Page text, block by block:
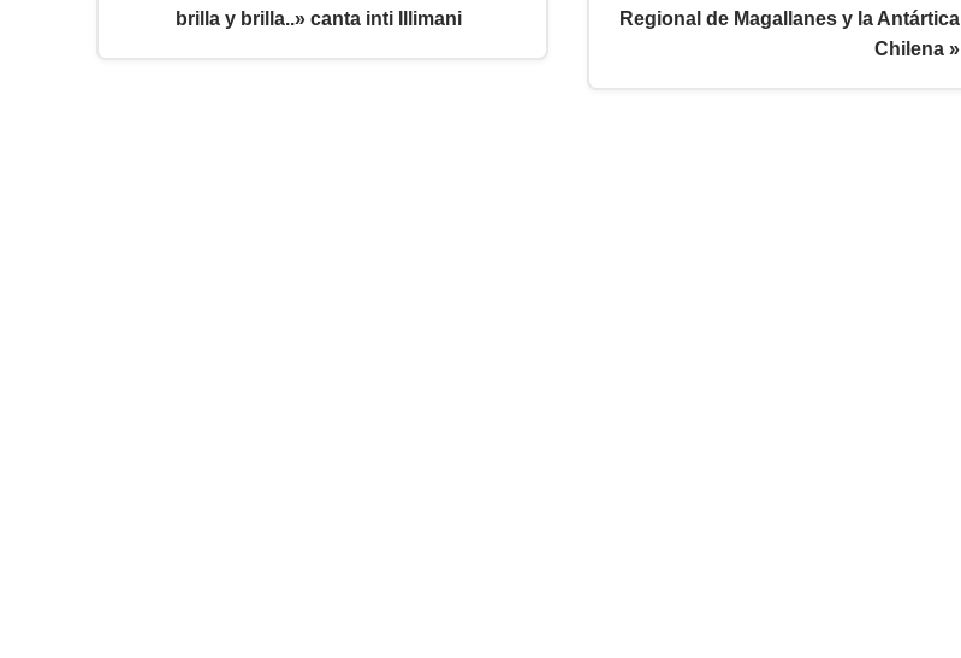
brilla y brilla..» canta inti Illimani
Regional de Magallanes y la Antártica
Chilena »